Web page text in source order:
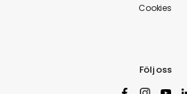
Cookies
Följ oss